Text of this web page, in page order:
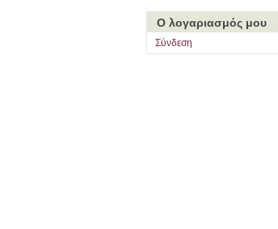
Ο λογαριασμός μου
Σύνδεση